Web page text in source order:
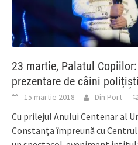
23 martie, Palatul
prezentare de câini
15 martie 2018 Din Port
Cu prilejul Anului Centenar al
Constanța împreună cu